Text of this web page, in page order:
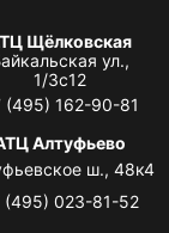
Щёлковская
ул.,
1/3с12
(495) 162-90-81
Алтуфьево
ш., 48к4
(495) 023-81-52